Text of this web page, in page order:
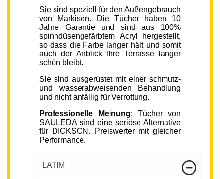
Sie sind speziell für den Außengebrauch
von Markisen. Die Tücher haben 10
Jahre Garantie und sind aus 100%
spinndüsengefärbtem Acryl hergestellt,
so dass die Farbe langer hält und somit
auch der Anblick Ihre Terrasse länger
schön bleibt.
Sie sind ausgerüstet mit einer schmutz-
und wasserabweisenden Behandlung
und nicht anfällig für Verrottung.
Professionelle Meinung: Tücher von
SAULEDA sind eine seriöse Alternative
für DICKSON. Preiswerter mit gleicher
Performance.
LATIM